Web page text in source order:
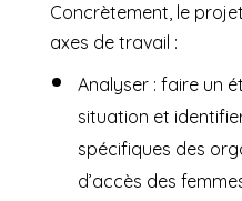
Concrètement, le
axes de travail :
Analyser : faire un
situation et
spécifiques des
d’accès des